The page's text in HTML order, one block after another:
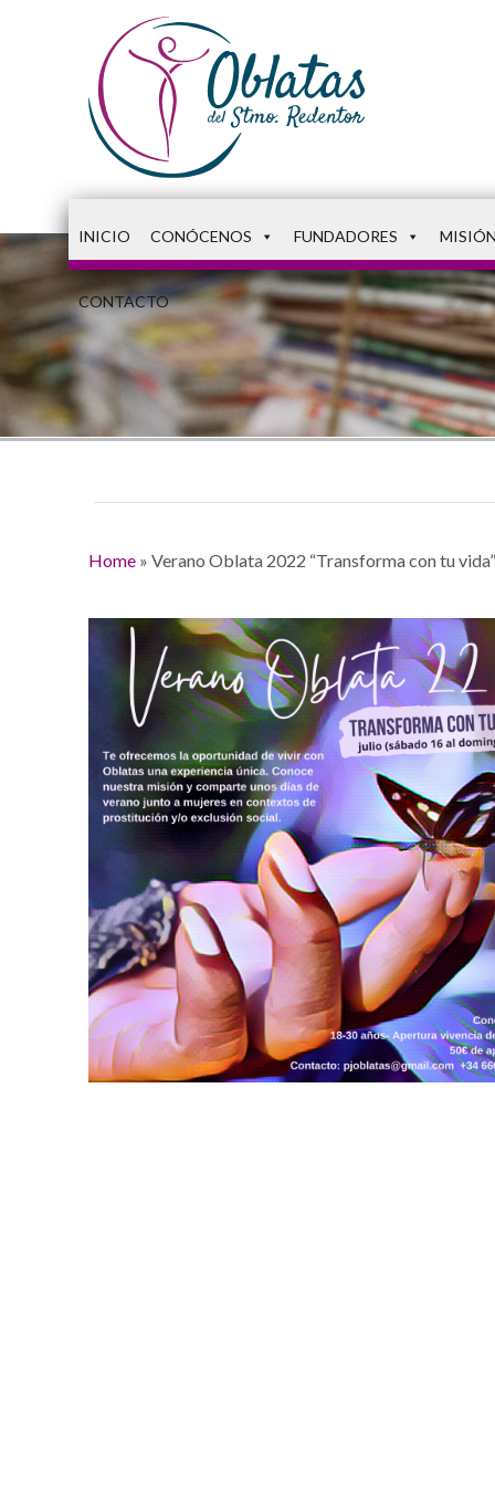
INICIO CONÓCENOS FUNDADORES MISIÓN
CONTACTO
Home» Verano Oblata 2022 “Transforma con tu vida”